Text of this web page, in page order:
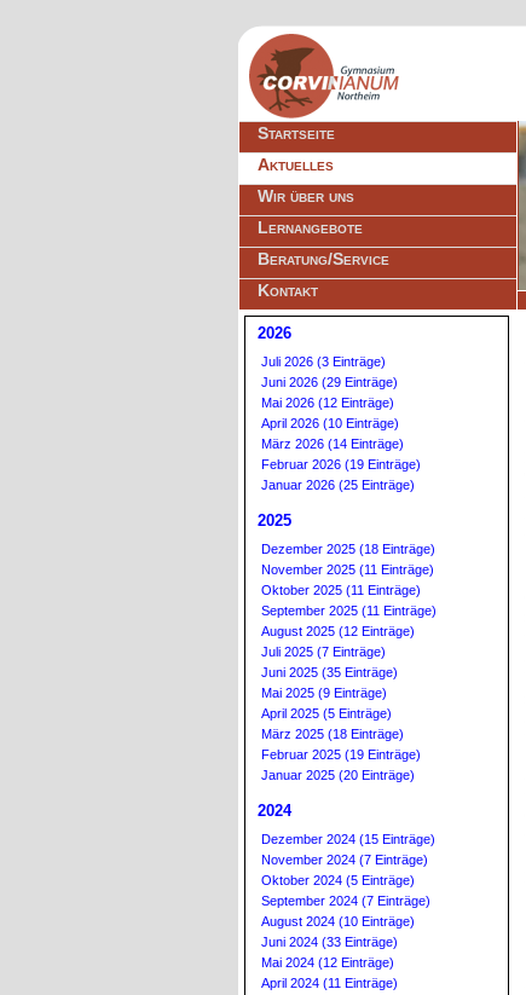
Navigation
überspringen
Startseite
Aktuelles
Wir über uns
Lernangebote
Beratung/Service
Kontakt
2026
Juli 2026 (3 Einträge)
Juni 2026 (29 Einträge)
Mai 2026 (12 Einträge)
April 2026 (10 Einträge)
März 2026 (14 Einträge)
Februar 2026 (19 Einträge)
Januar 2026 (25 Einträge)
2025
Dezember 2025 (18 Einträge)
November 2025 (11 Einträge)
Oktober 2025 (11 Einträge)
September 2025 (11 Einträge)
August 2025 (12 Einträge)
Juli 2025 (7 Einträge)
Juni 2025 (35 Einträge)
Mai 2025 (9 Einträge)
April 2025 (5 Einträge)
März 2025 (18 Einträge)
Februar 2025 (19 Einträge)
Januar 2025 (20 Einträge)
2024
Dezember 2024 (15 Einträge)
November 2024 (7 Einträge)
Oktober 2024 (5 Einträge)
September 2024 (7 Einträge)
August 2024 (10 Einträge)
Juni 2024 (33 Einträge)
Mai 2024 (12 Einträge)
April 2024 (11 Einträge)